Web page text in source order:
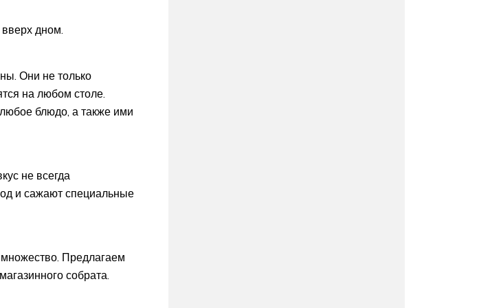
дном.
Они не только
на любом столе.
блюдо, а также ими
не всегда
и сажают специальные
Предлагаем
собрата.